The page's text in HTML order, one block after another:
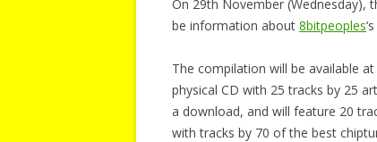
On 29th November (Wednesday),
be information about 8bitpeoples
The compilation will be available
physical CD with 25 tracks by 25
a download, and will feature 20
with tracks by 70 of the best